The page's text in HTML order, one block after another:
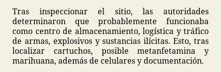
Tras inspeccionar el sitio, las autoridades
determinaron que probablemente funcionaba
como centro de almacenamiento, logística y tráfico
de armas, explosivos y sustancias ilícitas. Esto, tras
localizar cartuchos, posible metanfetamina y
marihuana, además de celulares y documentación.